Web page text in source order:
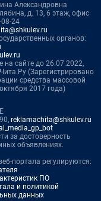
Александровна
д. 13, 6 этаж, офис
24
органов:
сайте до 26.07.2022,
(Зарегистрировано
средства массовой
2017 года)
reklamachita@shkulev.ru
за достоверность
объявлениях.
портала регулируются:
ПО
и политикой
данных